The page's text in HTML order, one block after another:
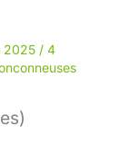
2025 / 4